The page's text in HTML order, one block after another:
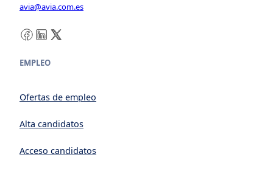
avia@avia.com.es
Facebook LinkedIn X
EMPLEO
Ofertas de empleo
Alta candidatos
Acceso candidatos